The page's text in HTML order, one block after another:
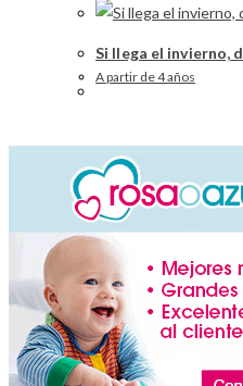
Si llega el invierno,
A partir de 4 años